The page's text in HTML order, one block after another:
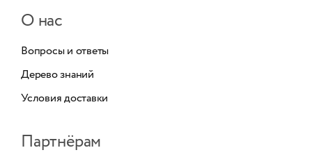
О нас
Вопросы и ответы
Дерево знаний
Условия доставки
Партнёрам